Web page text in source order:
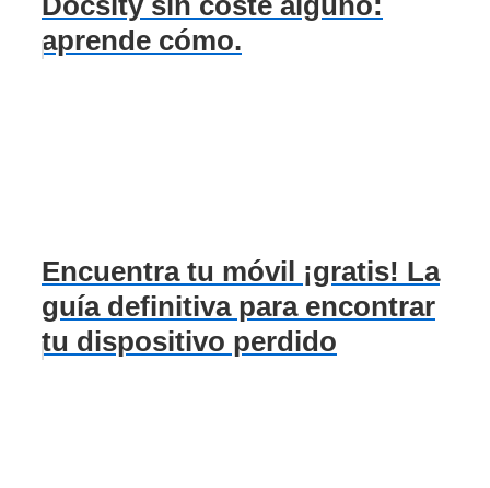
aprende cómo.
Encuentra tu móvil ¡gratis! La
guía definitiva para encontrar
tu dispositivo perdido